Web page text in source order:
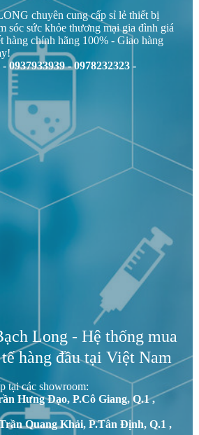
chuyên cung cấp sỉ lẻ thiết bị
sóc sức khỏe thương mại gia đình giá
hàng chính hãng 100% - Giao hàng
0937933939 - 0978232323 -
Long - Hệ thống mua
hàng đầu tại Việt Nam
tại các showroom:
Hưng Đạo, P.Cô Giang, Q.1 ,
Quang Khải, P.Tân Định, Q.1 ,